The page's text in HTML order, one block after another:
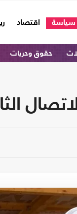
سياسة اقتصاد
حقوق وحريات